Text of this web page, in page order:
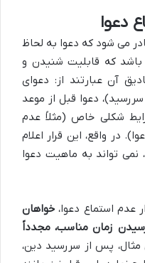
دعوا
می شود که دعوا به لحاظ
باشد که قابلیت شنیدن و
آن عبارتند از: دعوای
دعوا قبل از موعد
شکلی خاص (مثلاً عدم
در واقع، این قرار اعلام
نمی تواند به ماهیت دعوا
استماع دعوا، خواهان
زمان مناسب، مجدداً
مثال، پس از سررسید دین،